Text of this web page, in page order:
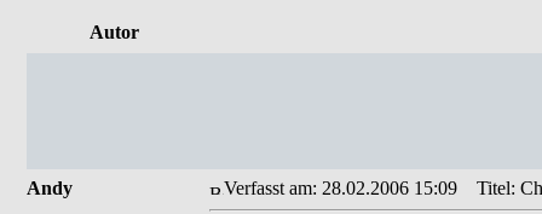
Autor
Andy Verfasst am: 28.02.2006 15:09 Titel: